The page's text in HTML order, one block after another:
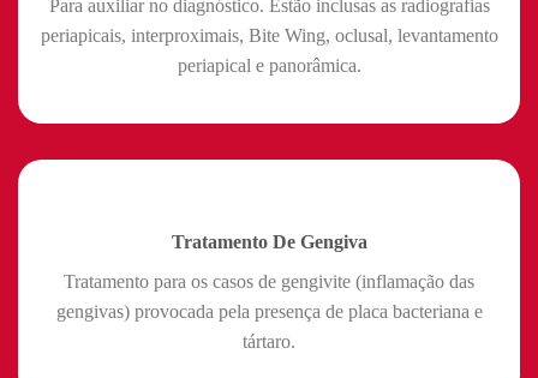
Para auxiliar no diagnóstico. Estão inclusas as radiografias
periapicais, interproximais, Bite Wing, oclusal, levantamento
periapical e panorâmica.
Tratamento De Gengiva
Tratamento para os casos de gengivite (inflamação das
gengivas) provocada pela presença de placa bacteriana e
tártaro.